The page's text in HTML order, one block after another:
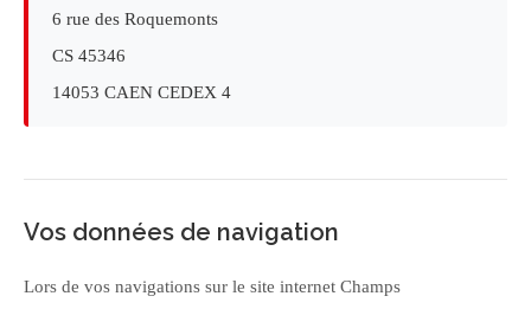
6 rue des Roquemonts
CS 45346
14053 CAEN CEDEX 4
Vos données de navigation
Lors de vos navigations sur le site internet Champs